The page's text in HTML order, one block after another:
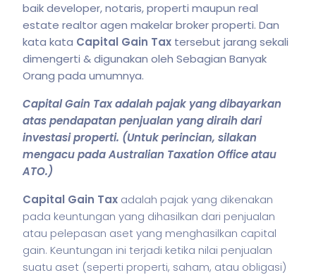
baik developer, notaris, properti maupun real
estate realtor agen makelar broker properti. Dan
kata kata Capital Gain Tax tersebut jarang sekali
dimengerti & digunakan oleh Sebagian Banyak
Orang pada umumnya.
Capital Gain Tax adalah pajak yang dibayarkan
atas pendapatan penjualan yang diraih dari
investasi properti. (Untuk perincian, silakan
mengacu pada Australian Taxation Office atau
ATO.)
Capital Gain Tax adalah pajak yang dikenakan
pada keuntungan yang dihasilkan dari penjualan
atau pelepasan aset yang menghasilkan capital
gain. Keuntungan ini terjadi ketika nilai penjualan
suatu aset (seperti properti, saham, atau obligasi)